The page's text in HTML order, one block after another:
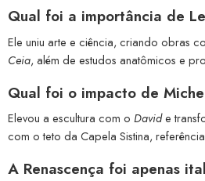
Qual foi a importância de
Ele uniu arte e ciência, criando obras
Ceia, além de estudos anatômicos e
Qual foi o impacto de
Elevou a escultura com o Davide
com o teto da Capela Sistina,
A Renascença foi apenas